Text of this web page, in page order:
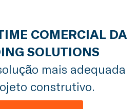
COMERCIAL DA
SOLUTIONS
mais adequada
construtivo.